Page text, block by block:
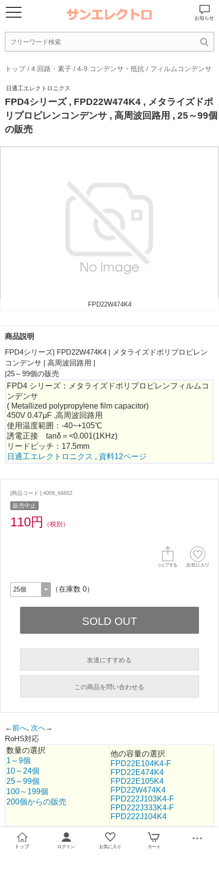
お知らせ
トップ/ 4.回路・素子 / 4-9.コンデンサ・抵抗 / フィルムコンデンサ
日通工エレクトロニクス
FPD4シリーズ , FPD22W474K4 , メタライズドポ
リプロピレンコンデンサ , 高周波回路用 , 25～99個
の販売
FPD22W474K4
商品説明
FPD4シリーズ| FPD22W474K4 | メタライズドポリプロピレン
コンデンサ | 高周波回路用 |
|25～99個の販売
FPD4 シリーズ：メタライズドポリプロピレンフィルムコ
ンデンサ
( Metallized polypropylene film capacitor)
450V 0.47μF ,高周波回路用
使用温度範囲：-40~+105℃
誘電正接 tanδ＝<0.001(1KHz)
リードピッチ：17.5mm
日通工エレクトロニクス , 資料12ページ
[商品コード ] 4009_66652
販売中止
110円 （税別）
（在庫数 0）
友達にすすめる
必須
この商品を問い合わせる
←前へ, 次へ→
RoHS対応
数量の選択
1～9個
10～24個
25～99個
100～199個
200個からの販売
他の容量の選択
FPD22E104K4-F
FPD22E474K4
FPD22E105K4
FPD22W474K4
FPD222J103K4-F
FPD222J333K4-F
FPD222J104K4
トップ ログイン お気に入り カート